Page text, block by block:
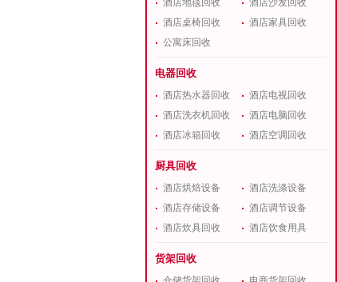
酒店地毯回收
酒店沙发回收
酒店桌椅回收
酒店家具回收
公寓床回收
电器回收
酒店热水器回收
酒店电视回收
酒店洗衣机回收
酒店电脑回收
酒店冰箱回收
酒店空调回收
厨具回收
酒店烘焙设备
酒店洗涤设备
酒店存储设备
酒店调节设备
酒店炊具回收
酒店饮食用具
货架回收